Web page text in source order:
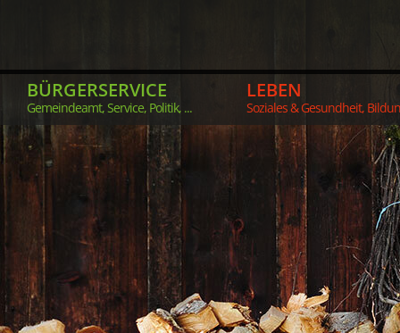
BÜRGERSERVICE
Gemeindeamt, Service, Politik, ...
LEBEN
Soziales & Gesundheit,